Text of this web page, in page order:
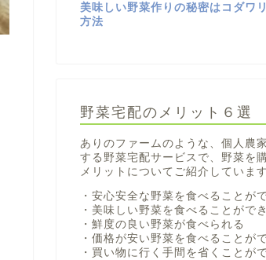
美味しい野菜作りの秘密はコダワ
方法
野菜宅配のメリット６選
ありのファームのような、個人農
する野菜宅配サービスで、野菜を
メリットについてご紹介しています
・安心安全な野菜を食べることが
・美味しい野菜を食べることがで
・鮮度の良い野菜が食べられる
・価格が安い野菜を食べることが
・買い物に行く手間を省くことが